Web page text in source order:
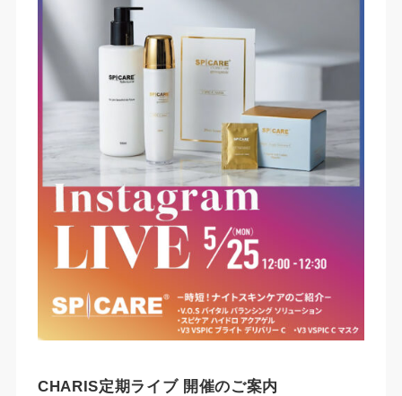
CHARIS定期ライブ 開催のご案内